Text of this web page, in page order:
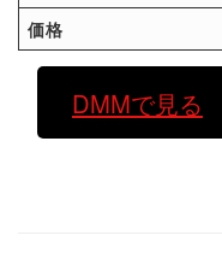
価格
DMMで見る